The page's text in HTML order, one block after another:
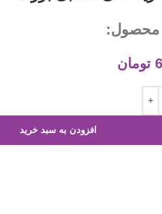
محصول:
تومان
افزودن به سبد خرید